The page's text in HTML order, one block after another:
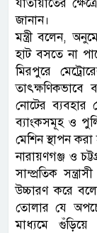
যাতায়াতের
জানান।
মন্ত্রী বলেন,
হাট বসতে না
মিরপুরে
তাৎক্ষণিকভাবে
নোটের ব্যবহার
ব্যাংকসমূহ ও
মেশিন স্থাপন করা
নারায়ণগঞ্জ ও
সাম্প্রতিক
উচ্চারণ করে
তোলার যে
মাধ্যমে